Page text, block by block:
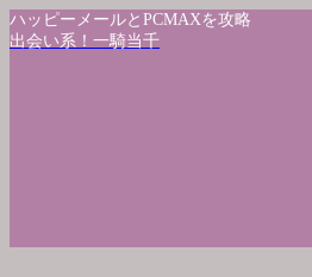
ハッピーメールとPCMAXを攻略
出会い系！一騎当千